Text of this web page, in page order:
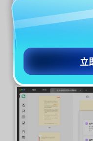
壓平裁剪頁面
裁剪 PDF 後，使
存取和恢復裁剪的
立